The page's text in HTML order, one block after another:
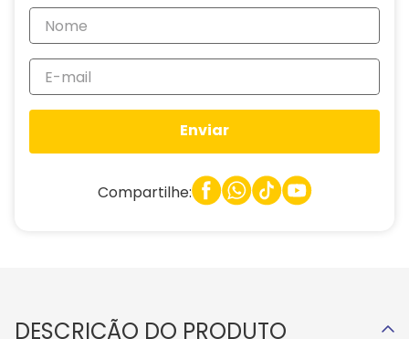
Enviar
Compartilhe:
DESCRIÇÃO DO PRODUTO